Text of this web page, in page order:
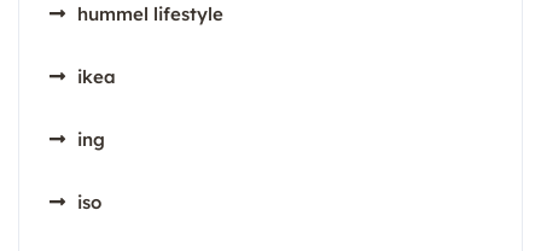
hummel lifestyle
ikea
ing
iso